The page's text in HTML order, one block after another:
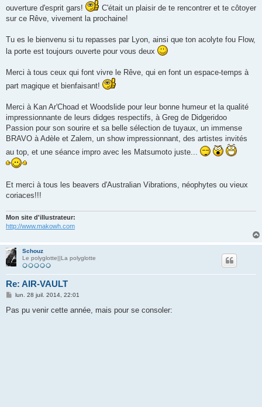
a
e
ouverture d'esprit gars!
C'était un plaisir de te rencontrer et te côtoyer
sur ce Rêve, vivement la prochaine!
Tu es le bienvenu si tu repasses par Lyon, ainsi que ton acolyte fou Flow,
la porte est toujours ouverte pour vous deux
Merci à tous ceux qui font vivre le Rêve, qui en font un espace-temps à
part magique et bienfaisant!
Merci à Kan Ar'Choad et Woodslide pour leur bonne humeur et la qualité
impressionnante de leurs didges respectifs, à Greg de Didgeridoo
Passion pour son sourire et sa belle sélection de tuyaux, un immense
BRAVO à Adèle et Zalem, un show impressionnant, des artistes invités
au top, et une séance impro avec les Matsumoto juste...
Et merci à tous les beavers d'Australian Vibrations, néophytes ou vieux
coriaces!!!
Mon site d'illustrateur:
http://www.makowh.com
Schouz
Le polyglotte||La polyglotte
Re: AIR-VAULT
M
s
lun. 28 juil. 2014, 22:01
Pas pu venir cette année, mais pour se consoler: